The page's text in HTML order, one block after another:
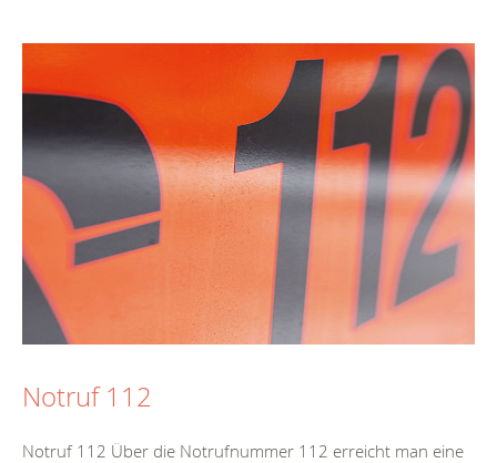
Notruf 112
Notruf 112 Über die Notrufnummer 112 erreicht man eine